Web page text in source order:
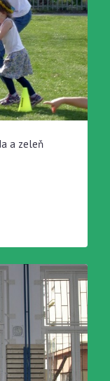
a zeleň